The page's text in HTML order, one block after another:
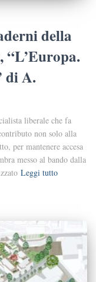
della
“L’Europa.
di A.
liberale che fa
non solo alla
per mantenere accesa
messo al bando dalla
Leggi tutto